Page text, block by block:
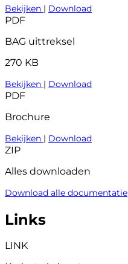
Bekijken | Download
PDF
BAG uittreksel
270 KB
Bekijken | Download
PDF
Brochure
Bekijken | Download
ZIP
Alles downloaden
Download alle documentatie
Links
LINK